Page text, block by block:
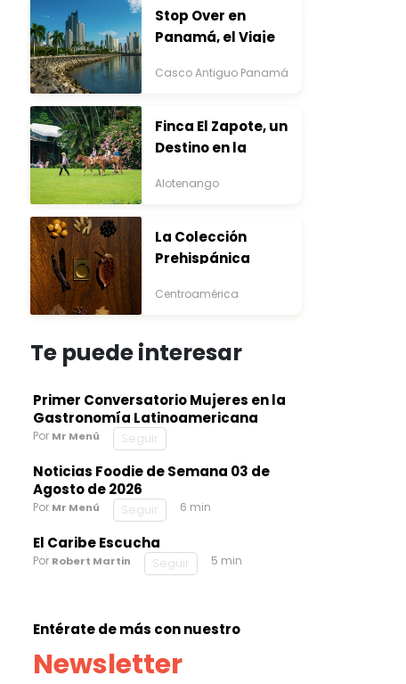
Stop Over en
Panamá, el Viaje
Destino
Casco Antiguo Panamá
Finca El Zapote, un
Destino en la
Arte y Naturaleza
Alotenango
La Colección
Prehispánica
Centroamérica
Te puede interesar
Primer Conversatorio Mujeres en la
Gastronomía Latinoamericana
Por Mr Menú Seguir
Noticias Foodie de Semana 03 de
Agosto de 2026
Por Mr Menú Seguir 6 min
El Caribe Escucha
Por Robert Martin Seguir 5 min
Entérate de más con nuestro
Newsletter